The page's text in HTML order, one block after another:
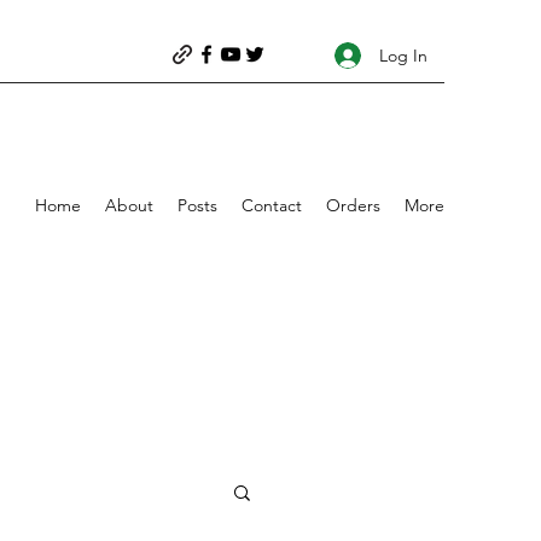
Log In
Home About Posts Contact Orders More